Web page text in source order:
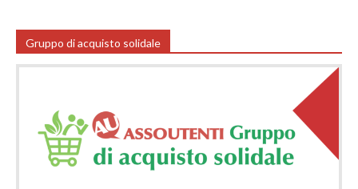
Gruppo di acquisto solidale